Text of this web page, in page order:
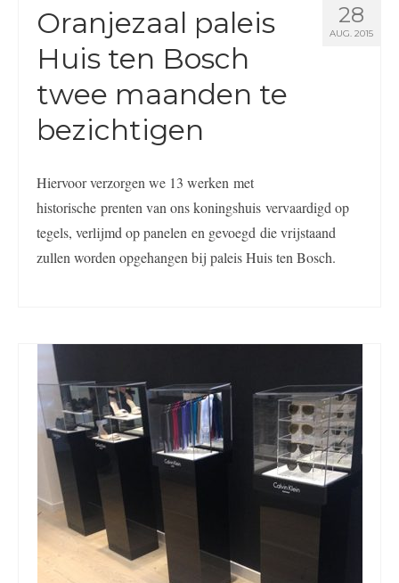
28
AUG. 2015
Oranjezaal paleis
Huis ten Bosch
twee maanden te
bezichtigen
Hiervoor verzorgen we 13 werken met
historische prenten van ons koningshuis vervaardigd op
tegels, verlijmd op panelen en gevoegd die vrijstaand
zullen worden opgehangen bij paleis Huis ten Bosch.